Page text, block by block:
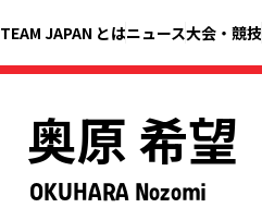
TEAM JAPAN とはニュース大会・競技
奥原 希望
OKUHARA Nozomi